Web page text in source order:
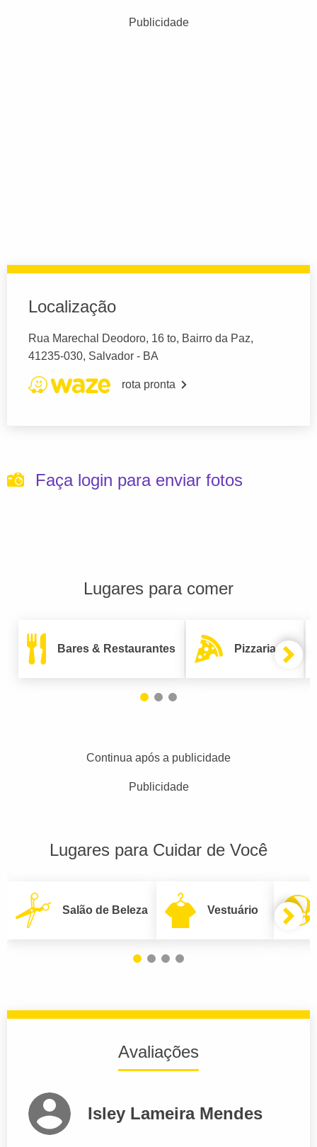
Publicidade
Localização
Rua Marechal Deodoro, 16 to, Bairro da Paz,
41235-030, Salvador - BA
rota pronta
Faça login para enviar fotos
Lugares para comer
Bares & Restaurantes Pizzarias
Continua após a publicidade
Publicidade
Lugares para Cuidar de Você
Salão de Beleza Vestuário
Avaliações
Isley Lameira Mendes